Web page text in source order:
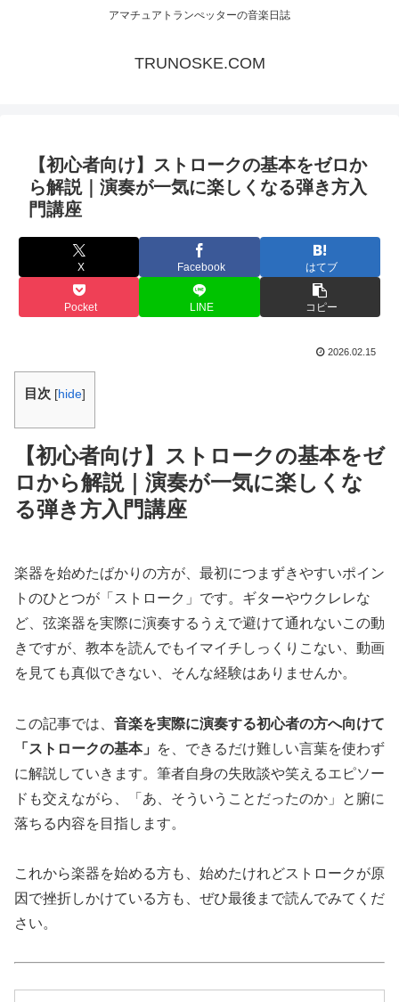
アマチュアトランぺッターの音楽日誌
TRUNOSKE.COM
【初心者向け】ストロークの基本をゼロか
ら解説｜演奏が一気に楽しくなる弾き方入
門講座
X Facebook はてブ
Pocket LINE コピー
2026.02.15
目次 [hide]
【初心者向け】ストロークの基本をゼ
ロから解説｜演奏が一気に楽しくな
る弾き方入門講座
楽器を始めたばかりの方が、最初につまずきやすいポイン
トのひとつが「ストローク」です。ギターやウクレレな
ど、弦楽器を実際に演奏するうえで避けて通れないこの動
きですが、教本を読んでもイマイチしっくりこない、動画
を見ても真似できない、そんな経験はありませんか。
この記事では、 音楽を実際に演奏する初心者の方へ向けて
「ストロークの基本」
を、できるだけ難しい言葉を使わず
に解説していきます。筆者自身の失敗談や笑えるエピソー
ドも交えながら、「あ、そういうことだったのか」と腑に
落ちる内容を目指します。
これから楽器を始める方も、始めたけれどストロークが原
因で挫折しかけている方も、ぜひ最後まで読んでみてくだ
さい。